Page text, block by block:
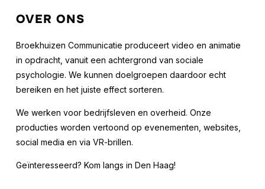
OVER ONS
Broekhuizen Communicatie produceert video en animatie
in opdracht, vanuit een achtergrond van sociale
psychologie. We kunnen doelgroepen daardoor echt
bereiken en het juiste effect sorteren.
We werken voor bedrijfsleven en overheid. Onze
producties worden vertoond op evenementen, websites,
social media en via VR-brillen.
Geïnteresseerd? Kom langs in Den Haag!